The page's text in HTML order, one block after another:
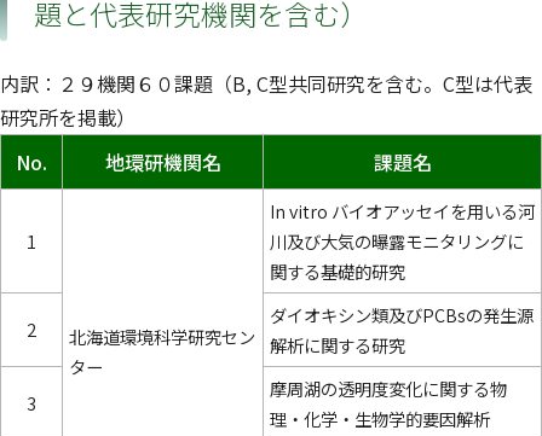
題と代表研究機関を含む）
内訳：２９機関６０課題（B, C型共同研究を含む。C型は代表
研究所を掲載）
No.
地環研機関名 課題名
1
北海道環境科学研究セン
ター
In vitro バイオアッセイを用いる河
川及び大気の曝露モニタリングに
関する基礎的研究
2
ダイオキシン類及びPCBsの発生源
解析に関する研究
3
摩周湖の透明度変化に関する物
理・化学・生物学的要因解析